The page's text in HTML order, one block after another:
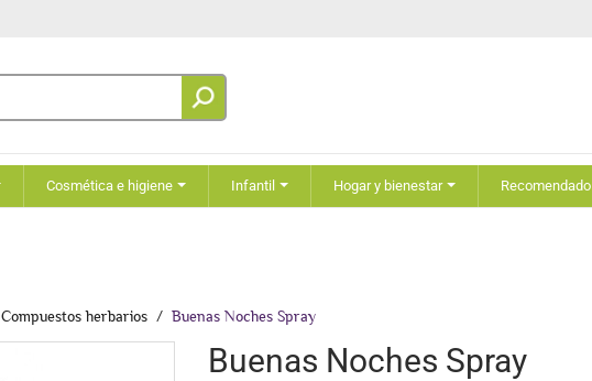
Cosmética e higiene Infantil Hogar y bienestar Recomendado
Compuestos herbarios Buenas Noches Spray
Buenas Noches Spray